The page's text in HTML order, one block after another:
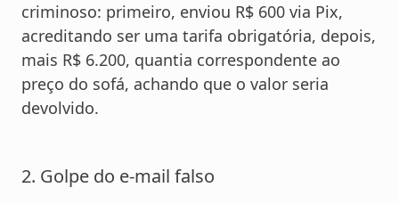
criminoso: primeiro, enviou R$ 600 via Pix,
acreditando ser uma tarifa obrigatória, depois,
mais R$ 6.200, quantia correspondente ao
preço do sofá, achando que o valor seria
devolvido.
2. Golpe do e-mail falso